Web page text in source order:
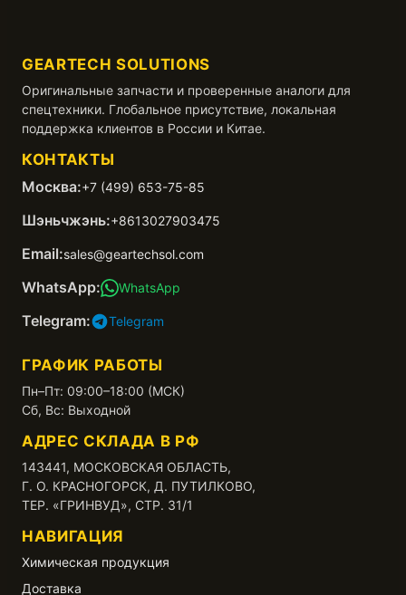
GEARTECH SOLUTIONS
Оригинальные запчасти и проверенные аналоги для
спецтехники. Глобальное присутствие, локальная
поддержка клиентов в России и Китае.
КОНТАКТЫ
Москва:+7 (499) 653-75-85
Шэньчжэнь:+8613027903475
Email:sales@geartechsol.com
WhatsApp: WhatsApp
Telegram: Telegram
ГРАФИК РАБОТЫ
Пн–Пт: 09:00–18:00 (МСК)
Сб, Вс: Выходной
АДРЕС СКЛАДА В РФ
143441, МОСКОВСКАЯ ОБЛАСТЬ,
Г. О. КРАСНОГОРСК, Д. ПУТИЛКОВО,
ТЕР. «ГРИНВУД», СТР. 31/1
НАВИГАЦИЯ
Химическая продукция
Доставка